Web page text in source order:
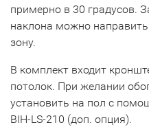
примерно в 30 градусов.
наклона можно
зону.
В комплект входит
потолок. При желании
установить на пол с
BIH-LS-210 (доп. опция).